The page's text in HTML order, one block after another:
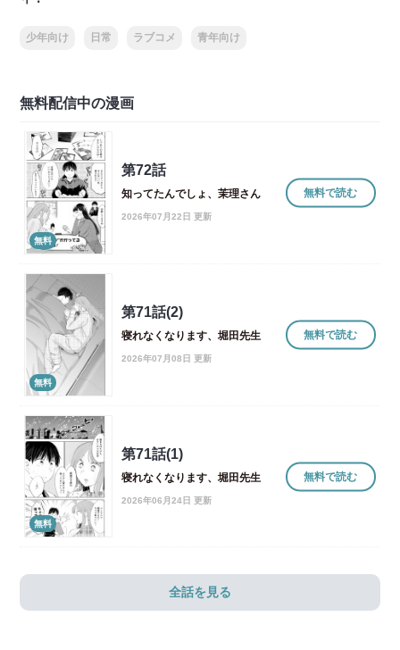
少年向け 日常 ラブコメ 青年向け
無料配信中の漫画
無料
第72話
知ってたんでしょ、茉理さん
2026年07月22日 更新
無料で読む
無料
第71話(2)
寝れなくなります、堀田先生
2026年07月08日 更新
無料で読む
無料
第71話(1)
寝れなくなります、堀田先生
2026年06月24日 更新
無料で読む
全話を見る